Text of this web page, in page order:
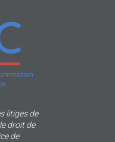
litiges de
droit de
de